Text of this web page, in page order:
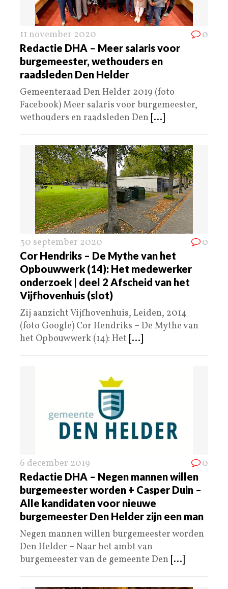
11 november 2020 0
Redactie DHA – Meer salaris voor
burgemeester, wethouders en
raadsleden Den Helder
Gemeenteraad Den Helder 2019 (foto
Facebook) Meer salaris voor burgemeester,
wethouders en raadsleden Den [...]
30 september 2020 0
Cor Hendriks – De Mythe van het
Opbouwwerk (14): Het medewerker
onderzoek | deel 2 Afscheid van het
Vijfhovenhuis (slot)
Zij aanzicht Vijfhovenhuis, Leiden, 2014
(foto Google) Cor Hendriks – De Mythe van
het Opbouwwerk (14): Het [...]
6 december 2019 0
Redactie DHA – Negen mannen willen
burgemeester worden + Casper Duin –
Alle kandidaten voor nieuwe
burgemeester Den Helder zijn een man
Negen mannen willen burgemeester worden
Den Helder – Naar het ambt van
burgemeester van de gemeente Den [...]